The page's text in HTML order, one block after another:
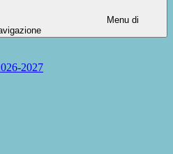
Menu di
2027